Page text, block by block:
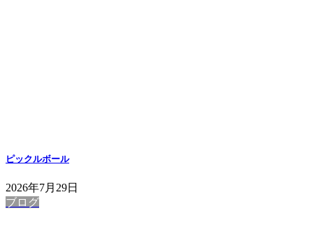
ピックルボール
2026年7月29日
ブログ